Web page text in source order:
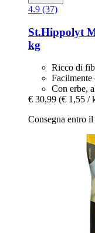
4.9 (37)
St.Hippolyt
kg
Ricco di
Con erbe,
€ 30,99 (€ 1,55 /
Consegna entro